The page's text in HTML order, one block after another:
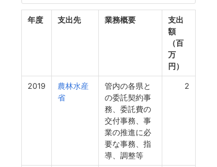
年度 支出先 業務概要
支出
額
（百
万
円）
2019
農林水産
省
管内の各県と
の委託契約事
務、委託費の
交付事務、事
業の推進に必
要な事務、指
導、調整等
2